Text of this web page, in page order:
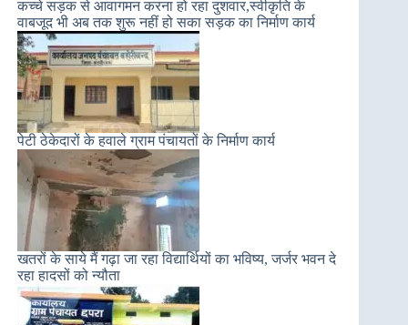
कच्चे सड़क से आवागमन करना हो रहा दुशवार,स्वीकृति के
वाबजूद भी अब तक शुरू नहीं हो सका सड़क का निर्माण कार्य
पेटी ठेकेदारों के हवाले ग्राम पंचायतों के निर्माण कार्य
खतरों के साये मैं गढ़ा जा रहा विद्यार्थियों का भविष्य, जर्जर भवन दे
रहा हादसों को न्यौता